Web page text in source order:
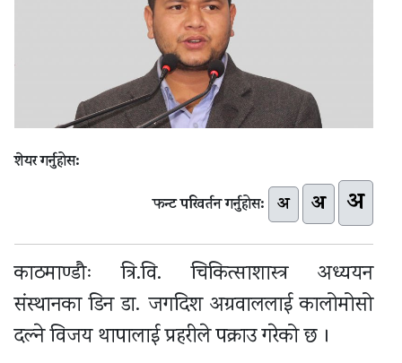
शेयर गर्नुहोस:
फन्ट परिवर्तन गर्नुहोस: अ अ अ
काठमाण्डौः त्रि.वि. चिकित्साशास्त्र अध्ययन
संस्थानका डिन डा. जगदिश अग्रवाललाई कालोमोसो
दल्ने विजय थापालाई प्रहरीले पक्राउ गरेको छ ।